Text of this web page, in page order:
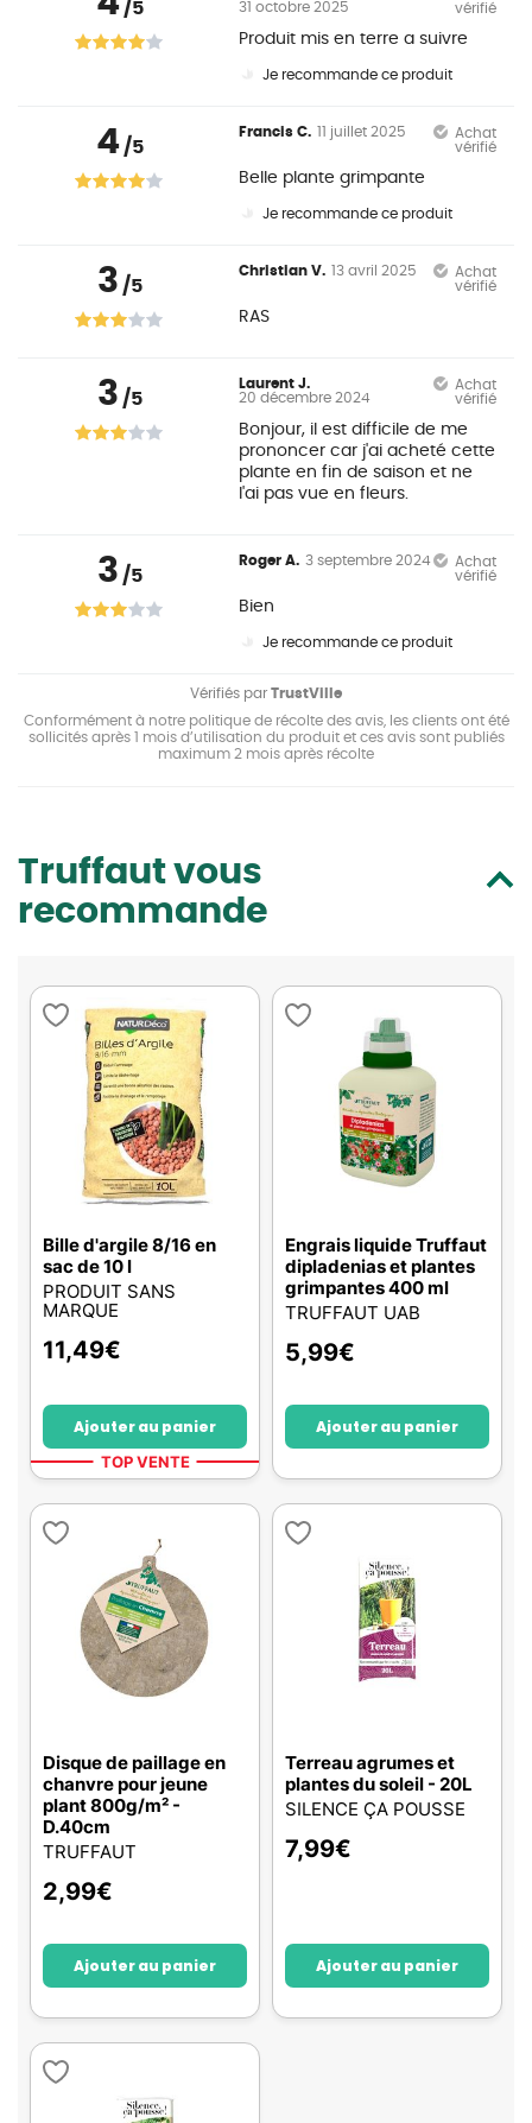
/5 31 octobre 2025
vérifié
Produit mis en terre a suivre
Je recommande ce produit
4/5
Francis C. 11 juillet 2025
Achat
vérifié
Belle plante grimpante
Je recommande ce produit
3 /5
Christian V. 13 avril 2025
Achat
vérifié
RAS
3 /5
Laurent J.
20 décembre 2024
Achat
vérifié
Bonjour, il est difficile de me
prononcer car j'ai acheté cette
plante en fin de saison et ne
l'ai pas vue en fleurs.
3 /5
Roger A. 3 septembre 2024
Achat
vérifié
Bien
Je recommande ce produit
Vérifiés par TrustVille
Conformément à notre politique de récolte des avis, les clients ont été
sollicités après 1 mois d’utilisation du produit et ces avis sont publiés
maximum 2 mois après récolte
Truffaut vous
recommande
Bille d'argile 8/16 en
sac de 10 l
PRODUIT SANS
MARQUE
11,49€
Ajouter au panier
TOP VENTE
Engrais liquide Truffaut
dipladenias et plantes
grimpantes 400 ml
TRUFFAUT UAB
5,99€
Ajouter au panier
Disque de paillage en
chanvre pour jeune
plant 800g/m² -
D.40cm
TRUFFAUT
2,99€
Ajouter au panier
Terreau agrumes et
plantes du soleil - 20L
SILENCE ÇA POUSSE
7,99€
Ajouter au panier